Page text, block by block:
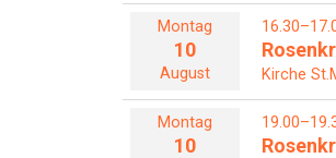
Montag
10
August Kirche
Montag
10